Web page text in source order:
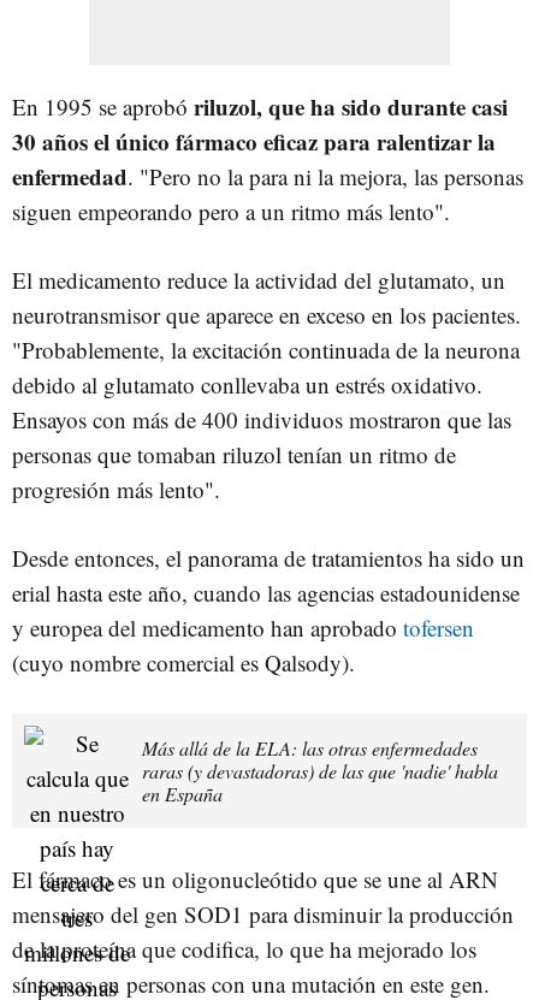
En 1995 se aprobó riluzol, que ha sido durante casi
30 años el único fármaco eficaz para ralentizar la
enfermedad. "Pero no la para ni la mejora, las personas
siguen empeorando pero a un ritmo más lento".
El medicamento reduce la actividad del glutamato, un
neurotransmisor que aparece en exceso en los pacientes.
"Probablemente, la excitación continuada de la neurona
debido al glutamato conllevaba un estrés oxidativo.
Ensayos con más de 400 individuos mostraron que las
personas que tomaban riluzol tenían un ritmo de
progresión más lento".
Desde entonces, el panorama de tratamientos ha sido un
erial hasta este año, cuando las agencias estadounidense
y europea del medicamento han aprobado tofersen
(cuyo nombre comercial es Qalsody).
Más allá de la ELA: las otras enfermedades
raras (y devastadoras) de las que 'nadie' habla
en España
El fármaco es un oligonucleótido que se une al ARN
mensajero del gen SOD1 para disminuir la producción
de la proteína que codifica, lo que ha mejorado los
síntomas en personas con una mutación en este gen.